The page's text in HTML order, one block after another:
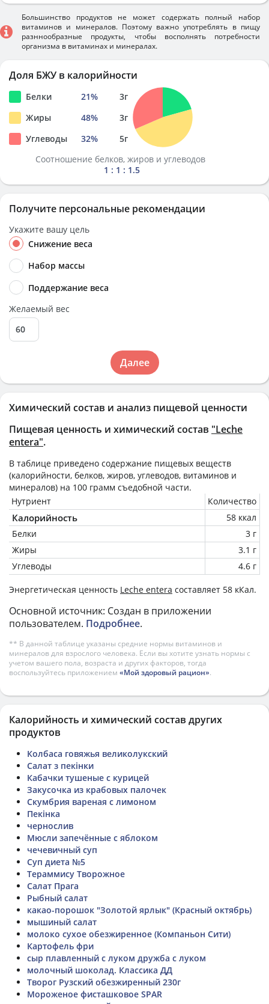
Химический состав и анализ пищевой ценности
Пищевая ценность и химический состав "Leche
entera".
В таблице приведено содержание пищевых веществ
(калорийности, белков, жиров, углеводов, витаминов и
минералов) на 100 грамм съедобной части.
Нутриент
Количество
Калорийность
58 ккал
Белки
3 г
Жиры
3.1 г
Углеводы
4.6 г
Энергетическая ценность Leche entera составляет 58 кКал.
Основной источник: Создан в приложении
пользователем. Подробнее.
** В данной таблице указаны средние нормы витаминов и
минералов для взрослого человека. Если вы хотите узнать нормы с
учетом вашего пола, возраста и других факторов, тогда
воспользуйтесь приложением «Мой здоровый рацион».
Большинство продуктов не может содержать полный набор
витаминов и минералов. Поэтому важно употреблять в пищу
разннообразные продукты, чтобы восполнять потребности
организма в витаминах и минералах.
Доля БЖУ в калорийности
Белки 21% 3г
Жиры
48% 3г
Углеводы
32% 5г
Соотношение белков, жиров и углеводов
1 : 1 : 1.5
Получите персональные рекомендации
Укажите вашу цель
Снижение веса
Набор массы
Поддержание веса
Желаемый вес
Далее
Калорийность и химический состав других
продуктов
Колбаса говяжья великолукский
Салат з пекінки
Кабачки тушеные с курицей
Закусочка из крабовых палочек
Скумбрия вареная с лимоном
Пекінка
чернослив
Мюсли запечённые с яблоком
чечевичный суп
Суп диета №5
Тераммису Творожное
Салат Прага
Рыбный салат
какао-порошок "Золотой ярлык" (Красный октябрь)
мышиный салат
молоко сухое обезжиренное (Компаньон Сити)
Картофель фри
сыр плавленный с луком дружба с луком
молочный шоколад. Классика ДД
Творог Рузский обезжиренный 230г
Мороженое фисташковое SPAR